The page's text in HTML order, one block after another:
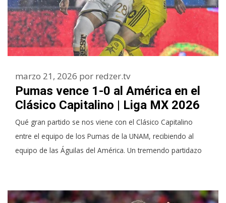
Pumas vence 1-0 al América en el
Clásico Capitalino | Liga MX 2026
marzo 21, 2026 por redzer.tv
Qué gran partido se nos viene con el Clásico Capitalino
entre el equipo de los Pumas de la UNAM, recibiendo al
equipo de las Águilas del América. Un tremendo partidazo